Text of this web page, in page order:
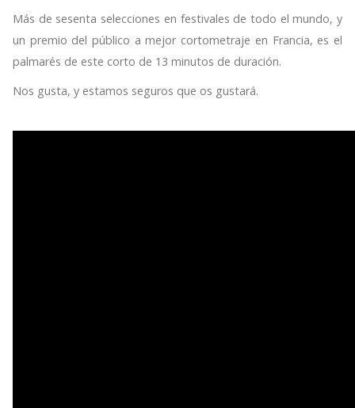
Más de sesenta selecciones en festivales de todo el mundo, y
un premio del público a mejor cortometraje en Francia, es el
palmarés de este corto de 13 minutos de duración.
Nos gusta, y estamos seguros que os gustará.